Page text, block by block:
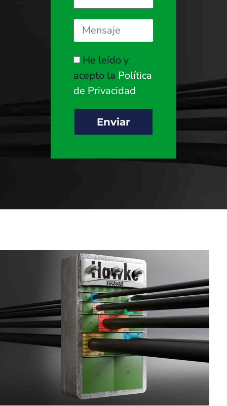
He leído y
acepto la Política
de Privacidad
Enviar